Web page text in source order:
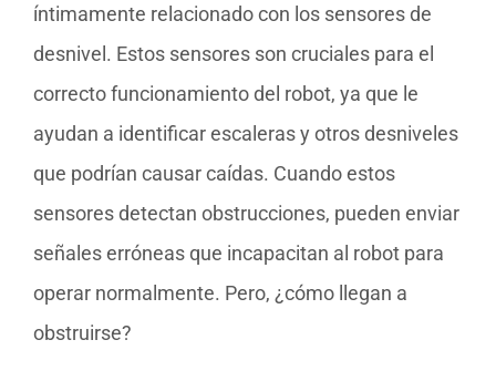
íntimamente relacionado con los sensores de
desnivel. Estos sensores son cruciales para el
correcto funcionamiento del robot, ya que le
ayudan a identificar escaleras y otros desniveles
que podrían causar caídas. Cuando estos
sensores detectan obstrucciones, pueden enviar
señales erróneas que incapacitan al robot para
operar normalmente. Pero, ¿cómo llegan a
obstruirse?